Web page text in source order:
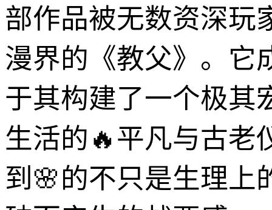
部作品被无数资深玩
漫界的《教父》。它
于其构建了一个极其
生活的🔥平凡与古老
到🌸的不只是生理上